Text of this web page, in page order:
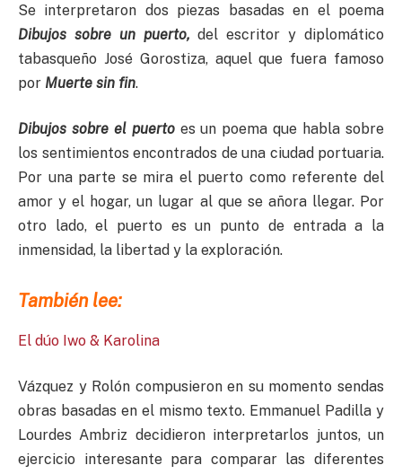
Se interpretaron dos piezas basadas en el poema
Dibujos sobre un puerto, del escritor y diplomático
tabasqueño José Gorostiza, aquel que fuera famoso
por Muerte sin fin.
Dibujos sobre el puertoes un poema que habla sobre
los sentimientos encontrados de una ciudad portuaria.
Por una parte se mira el puerto como referente del
amor y el hogar, un lugar al que se añora llegar. Por
otro lado, el puerto es un punto de entrada a la
inmensidad, la libertad y la exploración.
También lee:
El dúo Iwo & Karolina
Vázquez y Rolón compusieron en su momento sendas
obras basadas en el mismo texto. Emmanuel Padilla y
Lourdes Ambriz decidieron interpretarlos juntos, un
ejercicio interesante para comparar las diferentes